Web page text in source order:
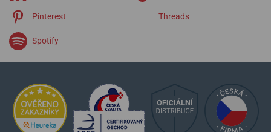
Pinterest Threads
Spotify